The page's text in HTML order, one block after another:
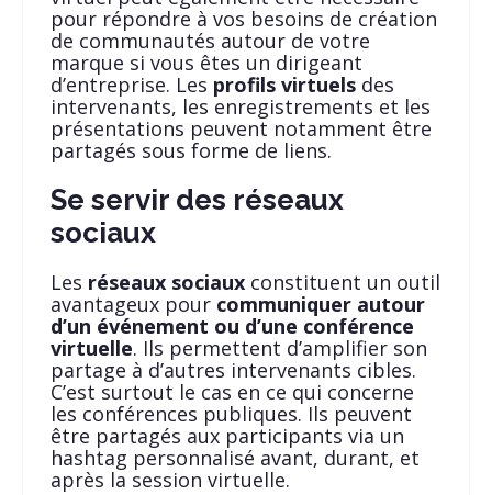
pour répondre à vos besoins de création
de communautés autour de votre
marque si vous êtes un dirigeant
d’entreprise. Les profils virtuelsdes
intervenants, les enregistrements et les
présentations peuvent notamment être
partagés sous forme de liens.
Se servir des réseaux
sociaux
Les réseaux sociauxconstituent un outil
avantageux pour communiquer autour
d’un événement ou d’une conférence
virtuelle. Ils permettent d’amplifier son
partage à d’autres intervenants cibles.
C’est surtout le cas en ce qui concerne
les conférences publiques. Ils peuvent
être partagés aux participants via un
hashtag personnalisé avant, durant, et
après la session virtuelle.